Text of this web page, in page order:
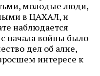
молодые люди,
в ЦАХАЛ, и
наблюдается
начала войны было
дел об алие,
интересе к